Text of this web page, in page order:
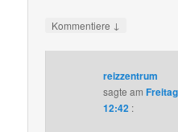
Kommentiere ↓
reizzentrum
sagte am
12:42 :